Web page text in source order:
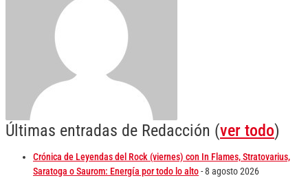
Últimas entradas de Redacción (ver todo)
Crónica de Leyendas del Rock (viernes) con In Flames, Stratovarius,
Saratoga o Saurom: Energía por todo lo alto- 8 agosto 2026